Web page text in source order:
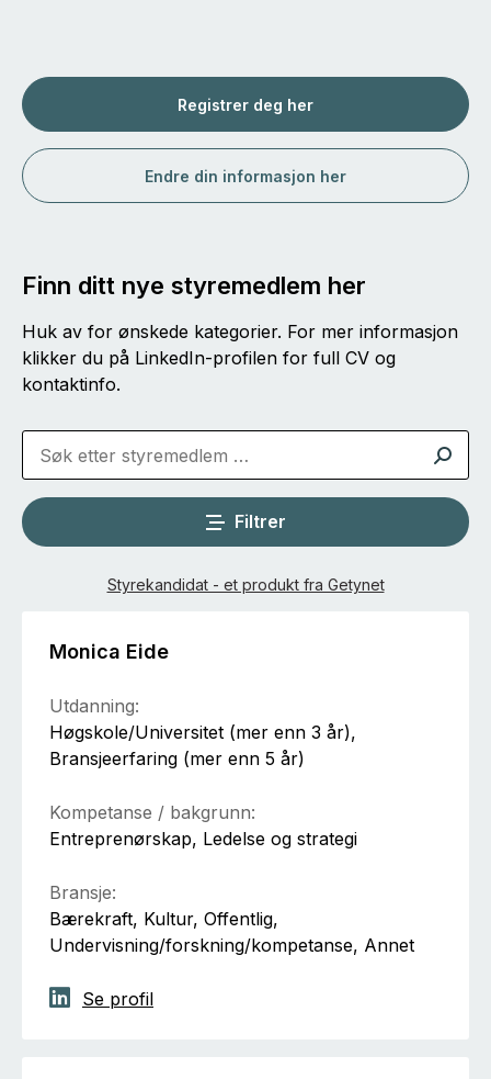
Endre din informasjon her
Registrer deg her
Finn ditt nye styremedlem her
Huk av for ønskede kategorier. For mer informasjon
klikker du på LinkedIn-profilen for full CV og
kontaktinfo.
Filtrer
Styrekandidat - et produkt fra Getynet
Monica Eide
Utdanning:
Høgskole/Universitet (mer enn 3 år),
Bransjeerfaring (mer enn 5 år)
Kompetanse / bakgrunn:
Entreprenørskap, Ledelse og strategi
Bransje:
Bærekraft, Kultur, Offentlig,
Undervisning/forskning/kompetanse, Annet
Se profil